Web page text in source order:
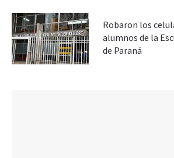
Robaron los
alumnos de la
de Paraná